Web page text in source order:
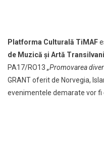
Platforma Culturală TiMAF
de Muzică și Artă
PA17/RO13 „Promovarea
GRANT oferit de Norvegia,
evenimentele demarate vor fi